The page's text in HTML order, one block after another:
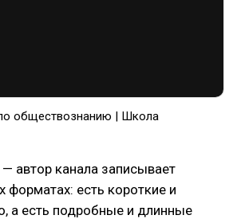
обществознанию | Школа
— автор канала записывает
форматах: есть короткие и
а есть подробные и длинные